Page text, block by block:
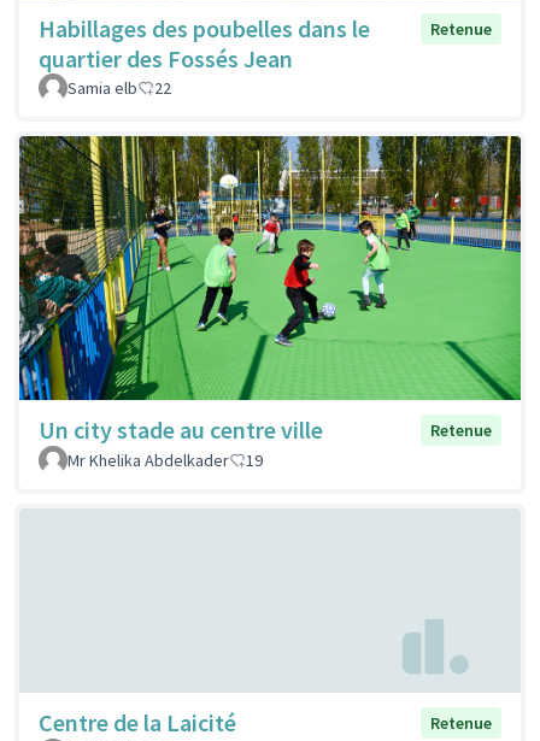
Habillages des poubelles dans le
quartier des Fossés Jean
Retenue
Samia elb 22
Un city stade au centre ville
Retenue
Mr Khelika Abdelkader
19
Centre de la Laicité
Retenue